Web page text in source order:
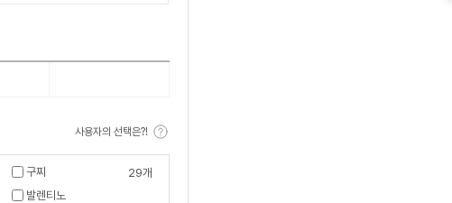
사용자의 선택은?!
구찌
발렌티노
29개